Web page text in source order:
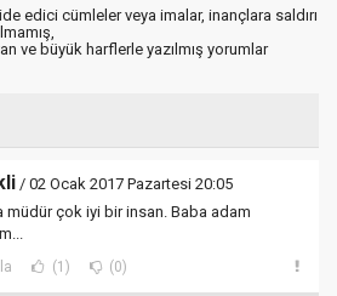
edici cümleler veya imalar, inançlara saldırı
ve büyük harflerle yazılmış yorumlar
/ 02 Ocak 2017 Pazartesi 20:05
müdür çok iyi bir insan. Baba adam
(1) (0)